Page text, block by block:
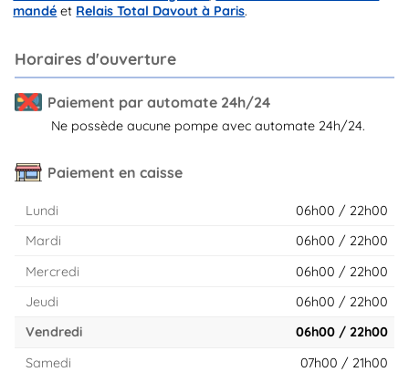
mandé et Relais Total Davout à Paris.
Horaires d'ouverture
Paiement par automate 24h/24
Ne possède aucune pompe avec automate 24h/24.
Paiement en caisse
Lundi
06h00 / 22h00
Mardi
06h00 / 22h00
Mercredi
06h00 / 22h00
Jeudi
06h00 / 22h00
Vendredi
06h00 / 22h00
Samedi
07h00 / 21h00